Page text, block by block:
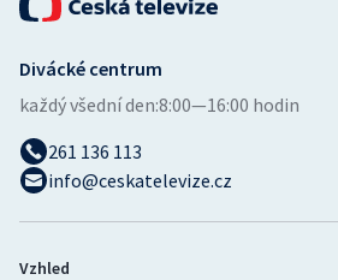
Divácké centrum
každý všední den:8:00—16:00 hodin
261 136 113
info@ceskatelevize.cz
Vzhled